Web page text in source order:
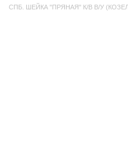
СПБ. ШЕЙКА "ПРЯНАЯ" К/В В/У